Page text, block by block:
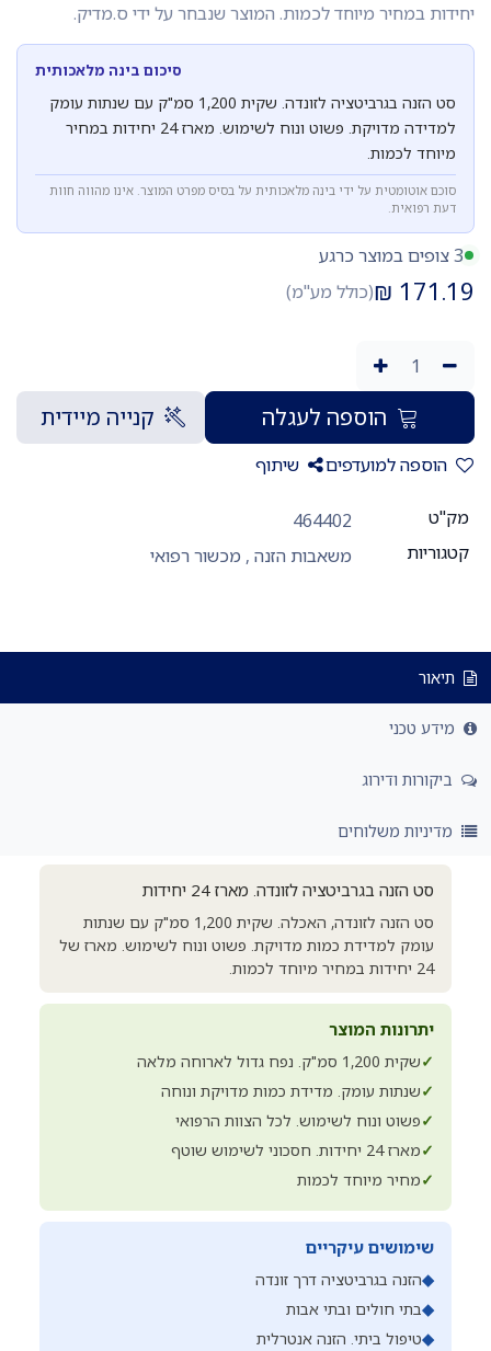
יחידות במחיר מיוחד לכמות. המוצר שנבחר על ידי ס.מדיק.
סיכום בינה מלאכותית
סט הזנה בגרביטציה לזונדה. שקית 1,200 סמ"ק עם שנתות עומק
למדידה מדויקת. פשוט ונוח לשימוש. מארז 24 יחידות במחיר
מיוחד לכמות.
סוכם אוטומטית על ידי בינה מלאכותית על בסיס מפרט המוצר. אינו מהווה חוות
דעת רפואית.
3 צופים במוצר כרגע
171.19
₪(כולל מע"מ)
הוספה לעגלה קנייה מיידית
הוספה למועדפים שיתוף
מק"ט
464402
קטגוריות
משאבות הזנה, מכשור רפואי
תיאור
מידע טכני
ביקורות ודירוג
מדיניות משלוחים
סט הזנה בגרביטציה לזונדה. מארז 24 יחידות
סט הזנה לזונדה, האכלה. שקית 1,200 סמ"ק עם שנתות
עומק למדידת כמות מדויקת. פשוט ונוח לשימוש. מארז של
24 יחידות במחיר מיוחד לכמות.
יתרונות המוצר
✓שקית 1,200 סמ"ק. נפח גדול לארוחה מלאה
✓שנתות עומק. מדידת כמות מדויקת ונוחה
✓פשוט ונוח לשימוש. לכל הצוות הרפואי
✓מארז 24 יחידות. חסכוני לשימוש שוטף
✓מחיר מיוחד לכמות
שימושים עיקריים
◆הזנה בגרביטציה דרך זונדה
◆בתי חולים ובתי אבות
◆טיפול ביתי. הזנה אנטרלית